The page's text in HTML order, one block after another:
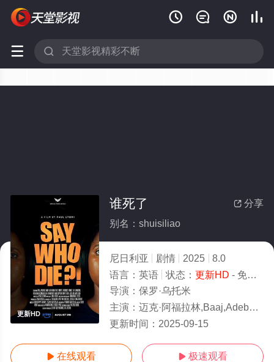
   
 
更新HD
 分享
谁死了
别名：shuisiliao
尼日利亚 剧情 2025
8.0
语言： 英语 状态： 更新HD - 免费在线观看
导演： 保罗·乌托米
主演： 迈克·阿福拉林,Baaj,Adebule,里约·大卫
更新时间： 2025-09-15
 在线观看  极速观看